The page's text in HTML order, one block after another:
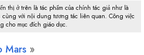
thị ở trên là tác phẩm của chính tác giả như là
cùng với nội dung tương tác liên quan. Công việc
cho mục đích giáo dục.
Mars